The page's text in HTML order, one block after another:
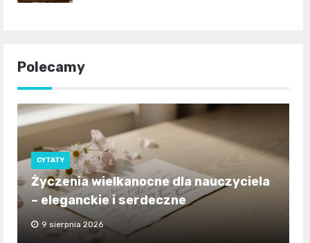
Polecamy
CYTATY
Życzenia wielkanocne dla nauczyciela
– eleganckie i serdeczne
9 sierpnia 2026